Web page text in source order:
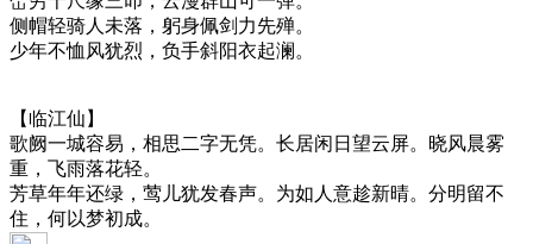
侧帽轻骑人未落，躬身佩剑力先殚。
少年不恤风犹烈，负手斜阳衣起澜。
【临江仙】
歌阙一城容易，相思二字无凭。长居闲日望云屏。晓风晨雾
重，飞雨落花轻。
芳草年年还绿，莺儿犹发春声。为如人意趁新晴。分明留不
住，何以梦初成。